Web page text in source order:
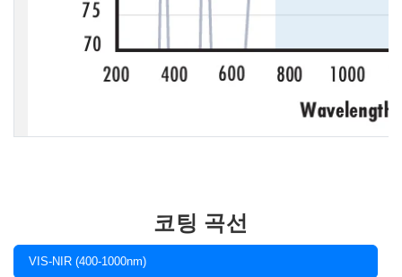
코팅 곡선
VIS-NIR (400-1000nm)